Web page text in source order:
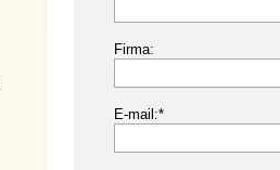
Firma:
E-mail:*